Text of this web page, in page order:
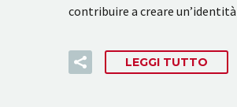
contribuire a creare
LEGGI TUTTO